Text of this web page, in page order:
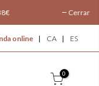
Cerrar
online CA ES
0